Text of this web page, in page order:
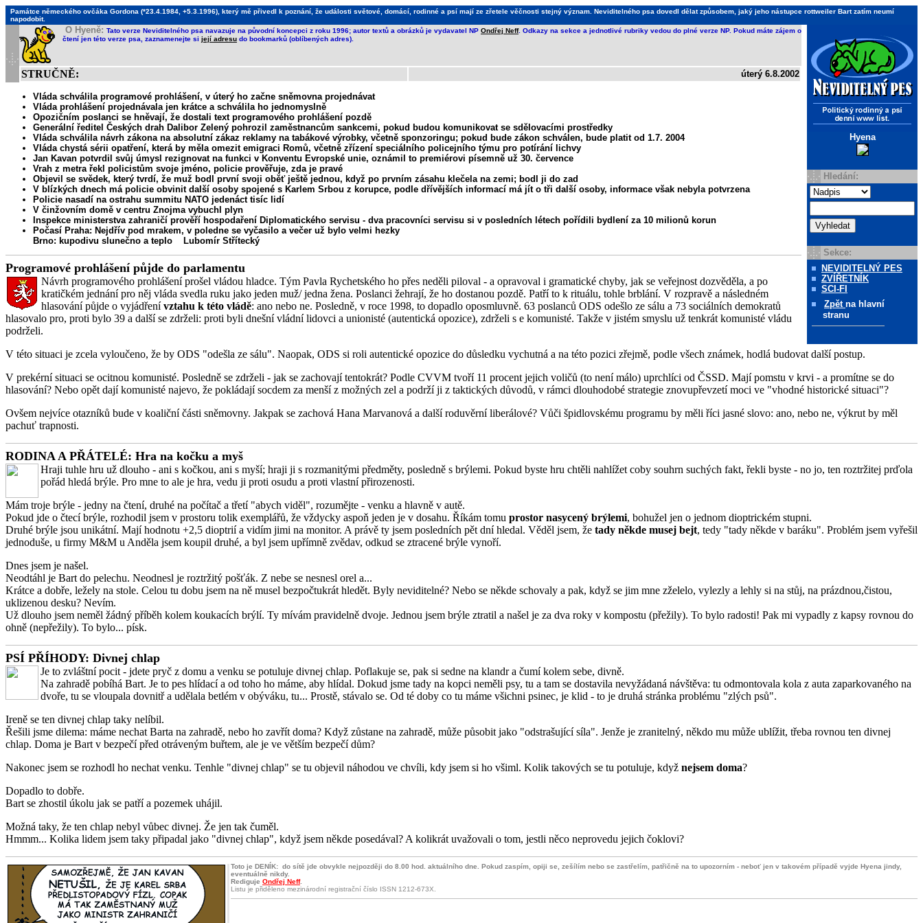
Památce německého ovčáka Gordona (*23.4.1984, +5.3.1996), který mě přivedl k poznání, že události světové, domácí, rodinné a psí mají ze zřetele věčnosti stejný význam. Neviditelného psa dovedl dělat způsobem, jaký jeho nástupce rottweiler Bart zatím neumí
napodobit.
Hyena
Hledání:
Sekce:
NEVIDITELNÝ PES
ZVÍŘETNÍK
SCI-FI
Zpět na hlavní
stranu
O Hyeně: Tato verze Neviditelného psa navazuje na původní koncepci z roku 1996; autor textů a obrázků je vydavatel NP Ondřej Neff. Odkazy na sekce a jednotlivé rubriky vedou do plné verze NP. Pokud máte zájem o
čtení jen této verze psa, zaznamenejte si její adresu do bookmarků (oblíbených adres).
STRUČNĚ: úterý 6.8.2002
Vláda schválila programové prohlášení, v úterý ho začne sněmovna projednávat
Vláda prohlášení projednávala jen krátce a schválila ho jednomyslně
Opozičním poslanci se hněvají, že dostali text programového prohlášení pozdě
Generální ředitel Českých drah Dalibor Zelený pohrozil zaměstnancům sankcemi, pokud budou komunikovat se sdělovacími prostředky
Vláda schválila návrh zákona na absolutní zákaz reklamy na tabákové výrobky, včetně sponzoringu; pokud bude zákon schválen, bude platit od 1.7. 2004
Vláda chystá sérii opatření, která by měla omezit emigraci Romů, včetně zřízení speciálního policejního týmu pro potírání lichvy
Jan Kavan potvrdil svůj úmysl rezignovat na funkci v Konventu Evropské unie, oznámil to premiérovi písemně už 30. července
Vrah z metra řekl policistům svoje jméno, policie prověřuje, zda je pravé
Objevil se svědek, který tvrdí, že muž bodl první svoji oběť ještě jednou, když po prvním zásahu klečela na zemi; bodl ji do zad
V blízkých dnech má policie obvinit další osoby spojené s Karlem Srbou z korupce, podle dřívějších informací má jít o tři další osoby, informace však nebyla potvrzena
Policie nasadí na ostrahu summitu NATO jedenáct tisíc lidí
V činžovním domě v centru Znojma vybuchl plyn
Inspekce ministerstva zahraničí prověří hospodaření Diplomatického servisu - dva pracovníci servisu si v posledních létech pořídili bydlení za 10 milionů korun
Počasí Praha: Nejdřív pod mrakem, v poledne se vyčasilo a večer už bylo velmi hezky
Brno: kupodivu slunečno a teplo Lubomír Střítecký
Programové prohlášení půjde do parlamentu
Návrh programového prohlášení prošel vládou hladce. Tým Pavla Rychetského ho přes neděli piloval - a opravoval i gramatické chyby, jak se veřejnost dozvěděla, a po
kratičkém jednání pro něj vláda svedla ruku jako jeden muž/ jedna žena. Poslanci žehrají, že ho dostanou pozdě. Patří to k rituálu, tohle brblání. V rozpravě a následném
hlasování půjde o vyjádřenívztahu k této vládě: ano nebo ne. Posledně, v roce 1998, to dopadlo oposmluvně. 63 poslanců ODS odešlo ze sálu a 73 sociálních demokratů
hlasovalo pro, proti bylo 39 a další se zdrželi: proti byli dnešní vládní lidovci a unionisté (autentická opozice), zdrželi s e komunisté. Takže v jistém smyslu už tenkrát komunisté vládu
podrželi.
V této situaci je zcela vyloučeno, že by ODS "odešla ze sálu". Naopak, ODS si roli autentické opozice do důsledku vychutná a na této pozici zřejmě, podle všech známek, hodlá budovat další postup.
V prekérní situaci se ocitnou komunisté. Posledně se zdrželi - jak se zachovají tentokrát? Podle CVVM tvoří 11 procent jejich voličů (to není málo) uprchlíci od ČSSD. Mají pomstu v krvi - a promítne se do
hlasování? Nebo opět dají komunisté najevo, že pokládají socdem za menší z možných zel a podrží ji z taktických důvodů, v rámci dlouhodobé strategie znovupřevzetí moci ve "vhodné historické situaci"?
Ovšem nejvíce otazníků bude v koaliční části sněmovny. Jakpak se zachová Hana Marvanová a další roduvěrní liberálové? Vůči špidlovskému programu by měli říci jasné slovo: ano, nebo ne, výkrut by měl
pachuť trapnosti.
RODINA A PŘÁTELÉ: Hra na kočku a myš
Hraji tuhle hru už dlouho - ani s kočkou, ani s myší; hraji ji s rozmanitými předměty, posledně s brýlemi. Pokud byste hru chtěli nahlížet coby souhrn suchých fakt, řekli byste - no jo, ten roztržitej prďola
pořád hledá brýle. Pro mne to ale je hra, vedu ji proti osudu a proti vlastní přirozenosti.
Mám troje brýle - jedny na čtení, druhé na počítač a třetí "abych viděl", rozumějte - venku a hlavně v autě.
Pokud jde o čtecí brýle, rozhodil jsem v prostoru tolik exemplářů, že vždycky aspoň jeden je v dosahu. Říkám tomu prostor nasycený brýlemi, bohužel jen o jednom dioptrickém stupni.
Druhé brýle jsou unikátní. Mají hodnotu +2,5 dioptrií a vidím jimi na monitor. A právě ty jsem posledních pět dní hledal. Věděl jsem, že tady někde musej bejt, tedy "tady někde v baráku". Problém jsem vyřešil
jednoduše, u firmy M&M u Anděla jsem koupil druhé, a byl jsem upřímně zvědav, odkud se ztracené brýle vynoří.
Dnes jsem je našel.
Neodtáhl je Bart do pelechu. Neodnesl je roztržitý pošťák. Z nebe se nesnesl orel a...
Krátce a dobře, ležely na stole. Celou tu dobu jsem na ně musel bezpočtukrát hledět. Byly neviditelné? Nebo se někde schovaly a pak, když se jim mne zželelo, vylezly a lehly si na stůj, na prázdnou,čistou,
uklizenou desku? Nevím.
Už dlouho jsem neměl žádný příběh kolem koukacích brýlí. Ty mívám pravidelně dvoje. Jednou jsem brýle ztratil a našel je za dva roky v kompostu (přežily). To bylo radosti! Pak mi vypadly z kapsy rovnou do
ohně (nepřežily). To bylo... písk.
PSÍ PŘÍHODY: Divnej chlap
Je to zvláštní pocit - jdete pryč z domu a venku se potuluje divnej chlap. Poflakuje se, pak si sedne na klandr a čumí kolem sebe, divně.
Na zahradě pobíhá Bart. Je to pes hlídací a od toho ho máme, aby hlídal. Dokud jsme tady na kopci neměli psy, tu a tam se dostavila nevyžádaná návštěva: tu odmontovala kola z auta zaparkovaného na
dvoře, tu se vloupala dovnitř a udělala betlém v obýváku, tu... Prostě, stávalo se. Od té doby co tu máme všichni psinec, je klid - to je druhá stránka problému "zlých psů".
Ireně se ten divnej chlap taky nelíbil.
Řešili jsme dilema: máme nechat Barta na zahradě, nebo ho zavřít doma? Když zůstane na zahradě, může působit jako "odstrašující síla". Jenže je zranitelný, někdo mu může ublížit, třeba rovnou ten divnej
chlap. Doma je Bart v bezpečí před otráveným buřtem, ale je ve větším bezpečí dům?
Nakonec jsem se rozhodl ho nechat venku. Tenhle "divnej chlap" se tu objevil náhodou ve chvíli, kdy jsem si ho všiml. Kolik takových se tu potuluje, když nejsem doma?
Dopadlo to dobře.
Bart se zhostil úkolu jak se patří a pozemek uhájil.
Možná taky, že ten chlap nebyl vůbec divnej. Že jen tak čuměl.
Hmmm... Kolika lidem jsem taky připadal jako "divnej chlap", když jsem někde posedával? A kolikrát uvažovali o tom, jestli něco neprovedu jejich čoklovi?
Toto je DENÍK: do sítě jde obvykle nejpozději do 8.00 hod. aktuálního dne. Pokud zaspím, opiji se, zešílím nebo se zastřelím, patřičně na to upozorním - neboť jen v takovém případě vyjde Hyena jindy,
eventuálně nikdy.
Rediguje Ondřej Neff.
Listu je přiděleno mezinárodní registrační číslo ISSN 1212-673X.